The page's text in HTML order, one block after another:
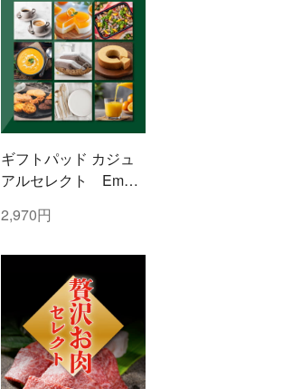
ギフトパッド カジュ
アルセレクト Emera
2,970円